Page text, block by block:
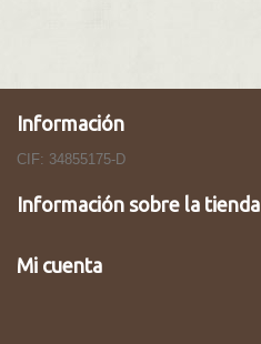
Información
CIF: 34855175-D
Información sobre la tienda
Mi cuenta